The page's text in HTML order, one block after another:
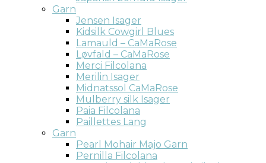
Garn
Jensen Isager
Kidsilk Cowgirl Blues
Lamauld – CaMaRose
Løvfald – CaMaRose
Merci Filcolana
Merilin Isager
Midnatssol CaMaRose
Mulberry silk Isager
Paia Filcolana
Paillettes Lang
Garn
Pearl Mohair Majo Garn
Pernilla Filcolana